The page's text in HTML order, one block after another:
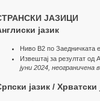
ЈАЗИЦИ
јазик
Ниво B2 по Заедничката
Извештај за резултат од
јуни 2024, неограничена
јазик / Хрватски